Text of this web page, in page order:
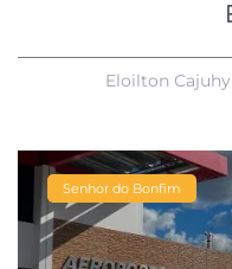
Eloilton Cajuhy
Senhor do Bonfim